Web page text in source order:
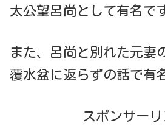
太公望呂尚として有名で
また、呂尚と別れた元妻
覆水盆に返らずの話で有
スポンサーリ